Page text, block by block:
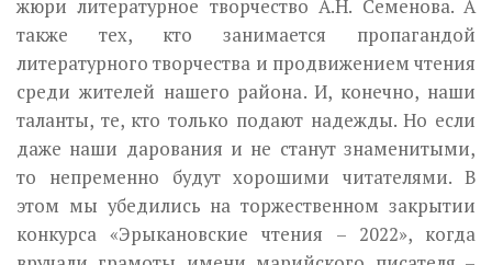
жюри литературное творчество А.Н. Семенова. А
также тех, кто занимается пропагандой
литературного творчества и продвижением чтения
среди жителей нашего района. И, конечно, наши
таланты, те, кто только подают надежды. Но если
даже наши дарования и не станут знаменитыми,
то непременно будут хорошими читателями. В
этом мы убедились на торжественном закрытии
конкурса «Эрыкановские чтения – 2022», когда